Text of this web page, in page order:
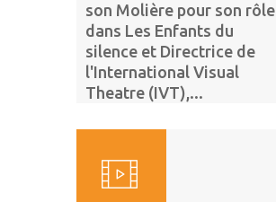
son Molière pour son rôle
dans Les Enfants du
silence et Directrice de
l'International Visual
Theatre (IVT),...